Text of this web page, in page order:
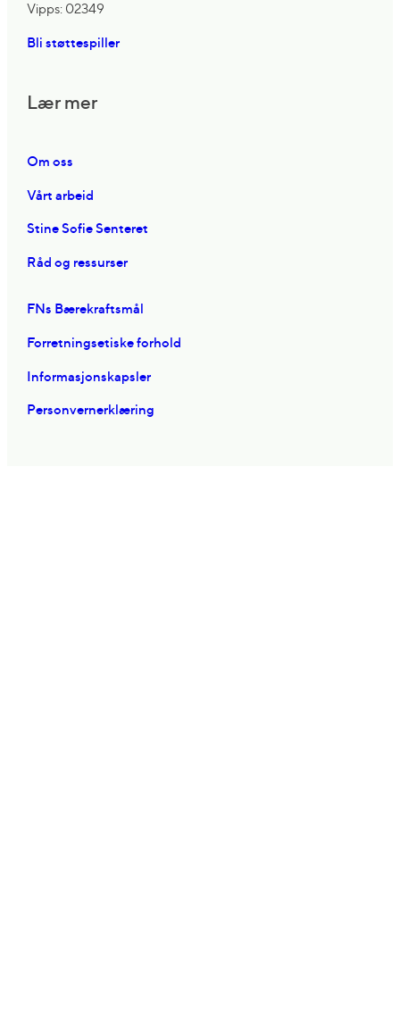
Vipps: 02349
Bli støttespiller
Lær mer
Om oss
Vårt arbeid
Stine Sofie Senteret
Råd og ressurser
FNs Bærekraftsmål
Forretningsetiske forhold
Informasjonskapsler
Personvernerklæring